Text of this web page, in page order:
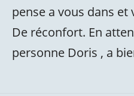
pense a vous dans
De réconfort. En
personne Doris , a